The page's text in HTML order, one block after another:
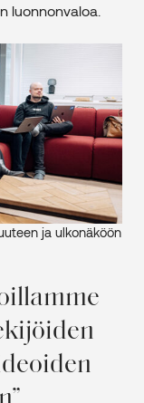
luonnonvaloa.
ja ulkonäköön